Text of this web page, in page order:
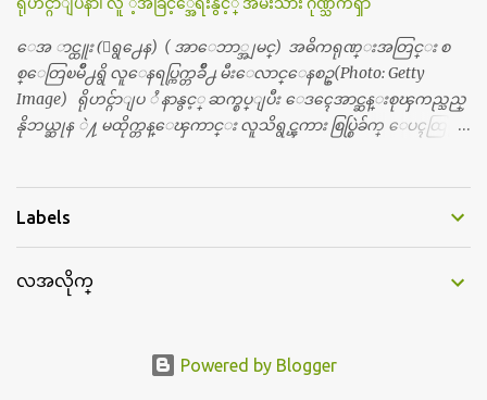
က္ရတယ္။ ေယာက္်ားဘဝဆုိတာ ျမင့္ျမတ္တယ္ေပါ့။ ေယာ
က္်ားေလး စိတ္လည္း ရွိေအာင္ ဘာသာေရးလည္း လုိက္စားေအာင္
တန္ခူးလဆုိ တစ္လလံုး ကိုရင္ ဝတ္ခုိင္းတယ္။ ေက်ာင္းမွာဆုိရင္ ေ
ယာက္်ားေလးေတြက ကိုယ့္ကို ဘာပဲျဖစ္ျဖစ္ မၾကားတၾကား စ
ရင္စတယ္။ အေျခာက္ ဘာညာေပါ့၊ အာ့့လုိေလးေတြ စတာေပါ့။
ေအ ာင္ထူး (ေရွ႕ေန) ( အာေဘာ္အျမင္) အဓိကရုဏ္းအတြင္း စ
စ္ေတြၿမိဳ႕ရွိ လူေနရပ္ကြက္တခ်ိဳ႕ မီးေလာင္ေနစဥ္(Photo: Getty
Image) ရိုဟင္ဂ်ာျပ ႆ နာနွင့္ ဆက္စပ္ျပီး ေဒၚေအာင္ဆန္းစုၾကည္သည္
နိုဘယ္ဆုန ဲ႔ မထိုက္တန္ေၾကာင္း လူသိရွင္ၾကား စြပ္စြဲခ်က္ ေပၚထြက္လာ
စ္ေနပံုမ်ား၊ ဘဂၤလားေဒ႕ရွ္ နိုင္ငံဘက္သုိ႕ ေလွျဖင့္ကူးေျပးရန္
ထုပ္ တေယာက္ တထုပ္ ေ ပး၍ ေရထဲ သို႔ ျပန္ ေ မာင္းထုတ္လိုက္သျ
ဂ်ာဇီးရား နိုင္ငံတကာ ရုပ္သံလႊင့္ဌာနက ရိုဟင္ဂ်ာျပသနာကို ေလ့လာလု
Labels
လအလိုက္
Powered by Blogger